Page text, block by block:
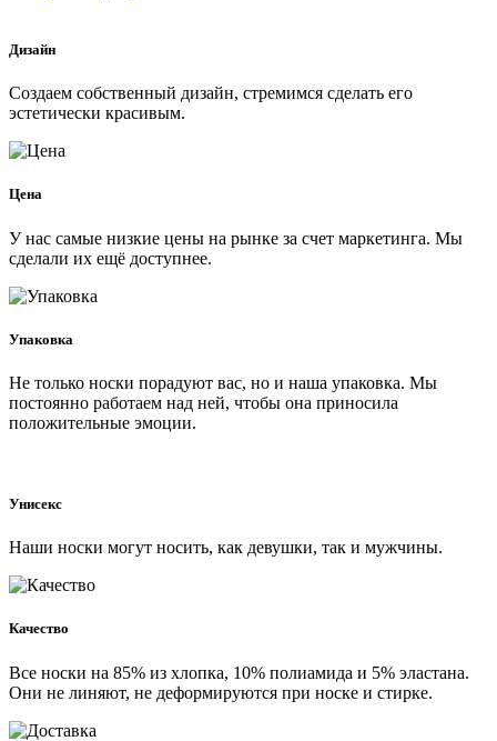
Дизайн
Создаем собственный дизайн, стремимся сделать его
эстетически красивым.
Цена
У нас самые низкие цены на рынке за счет маркетинга. Мы
сделали их ещё доступнее.
Упаковка
Не только носки порадуют вас, но и наша упаковка. Мы
постоянно работаем над ней, чтобы она приносила
положительные эмоции.
Унисекс
Наши носки могут носить, как девушки, так и мужчины.
Качество
Все носки на 85% из хлопка, 10% полиамида и 5% эластана.
Они не линяют, не деформируются при носке и стирке.